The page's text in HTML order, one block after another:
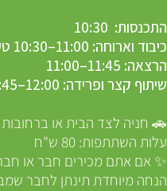
התכנסות: 10:30
כיבוד וארוחה: 11:00–10:30 טעימה מתוצרת ידיי. הכל מבוסס על הצומח ובריאות טבעית.
הרצאה: 11:45–11:00
שיתוף קצר ופרידה: 12:00–11:45
🚗 חניה לצד הבית או
עלות השתתפות: 80 ש"ח
✨ אם אתם מכירים חבר או
הנחה מיוחדת תינתן לחבר